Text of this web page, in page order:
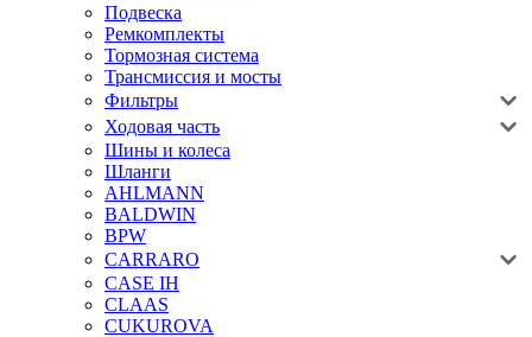
Подвеска
Ремкомплекты
Тормозная система
Трансмиссия и мосты
Фильтры
Ходовая часть
Шины и колеса
Шланги
AHLMANN
BALDWIN
BPW
CARRARO
CASE IH
CLAAS
CUKUROVA